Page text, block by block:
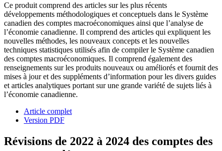
Ce produit comprend des articles sur les plus récents
développements méthodologiques et conceptuels dans le Système
canadien des comptes macroéconomiques ainsi que l’analyse de
l’économie canadienne. Il comprend des articles qui expliquent les
nouvelles méthodes, les nouveaux concepts et les nouvelles
techniques statistiques utilisés afin de compiler le Système canadien
des comptes macroéconomiques. Il comprend également des
renseignements sur les produits nouveaux ou améliorés et fournit des
mises à jour et des suppléments d’information pour les divers guides
et articles analytiques portant sur une grande variété de sujets liés à
l’économie canadienne.
Article complet
Version PDF
Révisions de 2022 à 2024 des comptes des